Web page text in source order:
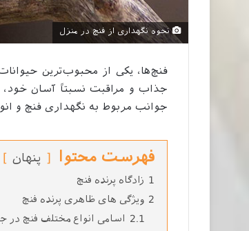
نحوه نگهداری از فنچ در منزل
فنچ‌ها، یکی از محبوب‌ترین
جذاب و مراقبت نسبتاً آسان خود،
جوانب مربوط به نگهداری فنچ و
فهرست محتوا پنهان
1 زادگاه پرنده فنچ
2 ویژگی های ظاهری پرنده فنچ
2.1 اسامی انواع مختلف فنچ در